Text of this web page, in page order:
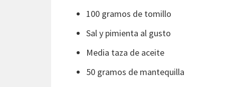
100 gramos de tomillo
Sal y pimienta al gusto
Media taza de aceite
50 gramos de mantequilla